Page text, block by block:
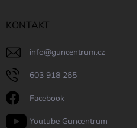
KONTAKT
info@guncentrum.cz
603 918 265
Facebook
Youtube Guncentrum